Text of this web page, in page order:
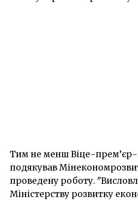
Тим не менш Віце-прем’єр-
подякував
проведену роботу.
Міністерству розвитку